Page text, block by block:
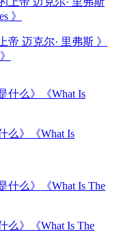
迈克尔· 里弗斯 》
么》《What Is
么》《What Is The